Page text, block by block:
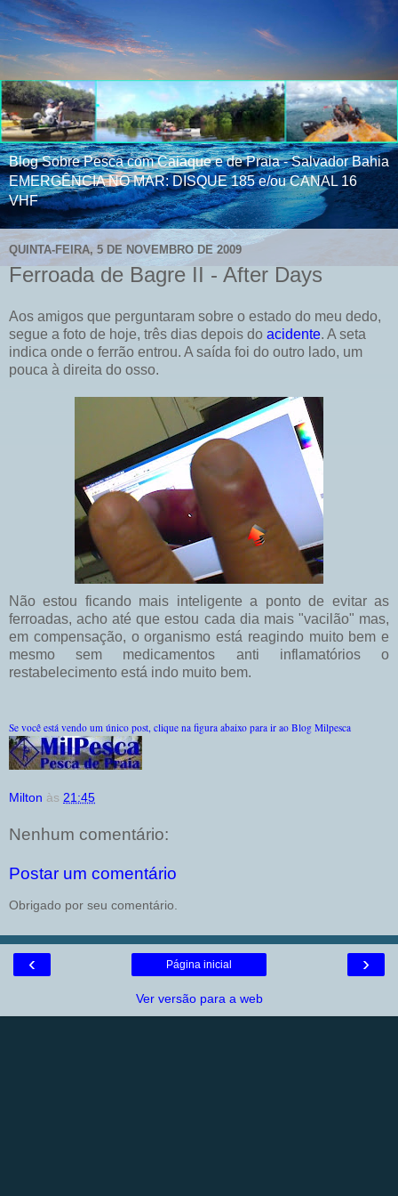
Blog Sobre Pesca com Caiaque e de Praia - Salvador Bahia
EMERGÊNCIA NO MAR: DISQUE 185 e/ou CANAL 16
VHF
QUINTA-FEIRA, 5 DE NOVEMBRO DE 2009
Ferroada de Bagre II - After Days
Aos amigos que perguntaram sobre o estado do meu dedo,
segue a foto de hoje, três dias depois do acidente. A seta
indica onde o ferrão entrou. A saída foi do outro lado, um
pouca à direita do osso.
Não estou ficando mais inteligente a ponto de evitar as
ferroadas, acho até que estou cada dia mais "vacilão" mas,
em compensação, o organismo está reagindo muito bem e
mesmo sem medicamentos anti inflamatórioso
restabelecimento está indo muito bem.
Se você está vendo um único post, clique na figura abaixo para ir ao Blog Milpesca
Milton às 21:45
Nenhum comentário:
Postar um comentário
Obrigado por seu comentário.
‹ ›
Página inicial
Ver versão para a web